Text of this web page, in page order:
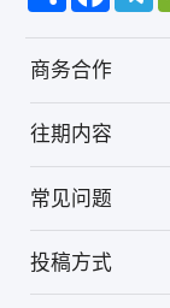
商务合作
往期内容
常见问题
投稿方式